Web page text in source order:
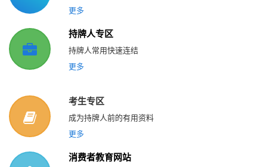
更多
持牌人专区
持牌人常用快速连结
更多
考生专区
成为持牌人前的有用资料
更多
消费者教育网站